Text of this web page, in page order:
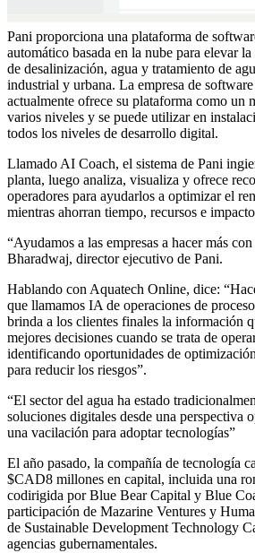
Pani proporciona una plataforma de
automático basada en la nube para elevar
de desalinización, agua y tratamiento de
industrial y urbana. La empresa de
actualmente ofrece su plataforma como un
varios niveles y se puede utilizar en
todos los niveles de desarrollo digital.
Llamado AI Coach, el sistema de Pani
planta, luego analiza, visualiza y ofrece
operadores para ayudarlos a optimizar el
mientras ahorran tiempo, recursos e
“Ayudamos a las empresas a hacer más
Bharadwaj, director ejecutivo de Pani.
Hablando con Aquatech Online, dice:
que llamamos IA de operaciones de
brinda a los clientes finales la información
mejores decisiones cuando se trata de
identificando oportunidades de
para reducir los riesgos”.
“El sector del agua ha estado
soluciones digitales desde una perspectiva
una vacilación para adoptar tecnologías”
El año pasado, la compañía de tecnología
$CAD8 millones en capital, incluida una
codirigida por Blue Bear Capital y Blue
participación de Mazarine Ventures y
de Sustainable Development Technology
agencias gubernamentales.